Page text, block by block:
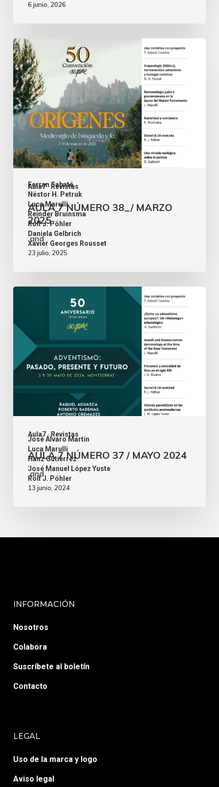
6 junio, 2026
Aula7 Revistas
AULA 7 NÚMERO 38_/ MARZO
2025
Ferran Sabaté
,
Néstor H. Petruk
,
Luca Marulli
,
Reinder Bruinsma
,
Rolf J. Pöhler
,
Daniela Gelbrich
and
Xavier Georges Rousset
23 julio, 2025
Aula7 Revistas
AULA 7 NÚMERO 37 / MAYO 2024
José Álvaro Martín
,Luca Marulli
,
Hanz Gutiérrez
,
José Manuel López Yuste
and
Rolf J. Pöhler
13 junio, 2024
INFORMACIÓN
Nosotros
Colabora
Suscríbete al boletín
Contacto
LEGAL
Uso de la marca y logo
Aviso legal